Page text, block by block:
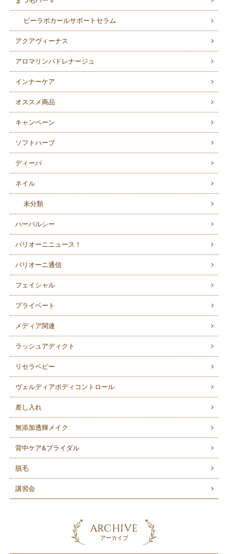
ビーラボカールサポートセラム
アクアヴィーナス
アロマリンパドレナージュ
インナーケア
オススメ商品
キャンペーン
ソフトハーブ
ディーバ
ネイル
未分類
ハーバルシー
バリオーニニュース！
バリオーニ通信
フェイシャル
プライベート
メディア関連
ラッシュアディクト
リセラベビー
ヴェルディアボディコントロール
差し入れ
無添加透輝メイク
背中ケア&ブライダル
脱毛
講習会
ARCHIVE
アーカイブ